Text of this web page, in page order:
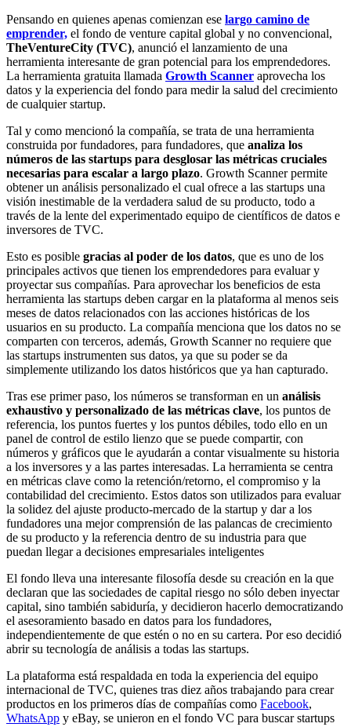
Pensando en quienes apenas comienzan ese largo camino de
emprender, el fondo de venture capital global y no convencional,
TheVentureCity (TVC), anunció el lanzamiento de una
herramienta interesante de gran potencial para los emprendedores.
La herramienta gratuita llamada Growth Scanner aprovecha los
datos y la experiencia del fondo para medir la salud del crecimiento
de cualquier startup.
Tal y como mencionó la compañía, se trata de una herramienta
construida por fundadores, para fundadores, que analiza los
números de las startups para desglosar las métricas cruciales
necesarias para escalar a largo plazo. Growth Scanner permite
obtener un análisis personalizado el cual ofrece a las startups una
visión inestimable de la verdadera salud de su producto, todo a
través de la lente del experimentado equipo de científicos de datos e
inversores de TVC.
Esto es posible gracias al poder de los datos, que es uno de los
principales activos que tienen los emprendedores para evaluar y
proyectar sus compañías. Para aprovechar los beneficios de esta
herramienta las startups deben cargar en la plataforma al menos seis
meses de datos relacionados con las acciones históricas de los
usuarios en su producto. La compañía menciona que los datos no se
comparten con terceros, además, Growth Scanner no requiere que
las startups instrumenten sus datos, ya que su poder se da
simplemente utilizando los datos históricos que ya han capturado.
Tras ese primer paso, los números se transforman en un análisis
exhaustivo y personalizado de las métricas clave, los puntos de
referencia, los puntos fuertes y los puntos débiles, todo ello en un
panel de control de estilo lienzo que se puede compartir, con
números y gráficos que le ayudarán a contar visualmente su historia
a los inversores y a las partes interesadas. La herramienta se centra
en métricas clave como la retención/retorno, el compromiso y la
contabilidad del crecimiento. Estos datos son utilizados para evaluar
la solidez del ajuste producto-mercado de la startup y dar a los
fundadores una mejor comprensión de las palancas de crecimiento
de su producto y la referencia dentro de su industria para que
puedan llegar a decisiones empresariales inteligentes
El fondo lleva una interesante filosofía desde su creación en la que
declaran que las sociedades de capital riesgo no sólo deben inyectar
capital, sino también sabiduría, y decidieron hacerlo democratizando
el asesoramiento basado en datos para los fundadores,
independientemente de que estén o no en su cartera. Por eso decidió
abrir su tecnología de análisis a todas las startups.
La plataforma está respaldada en toda la experiencia del equipo
internacional de TVC, quienes tras diez años trabajando para crear
productos en los primeros días de compañías como Facebook,
WhatsApp y eBay, se unieron en el fondo VC para buscar startups